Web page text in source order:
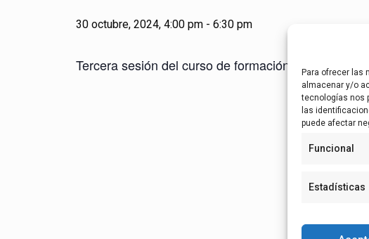
Para ofrecer las
almacenar y/o
tecnologías nos
las
puede afectar
Funcional
Estadísticas
30 octubre, 2024, 4:00 pm- 6:30 pm
Tercera sesión del curso de formación para el